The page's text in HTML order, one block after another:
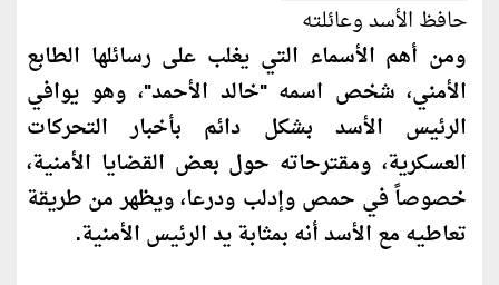
حافظ الأسد وعائلته
ومن أهم الأسماء التي يغلب على رسائلها الطابع
الأمني، شخص اسمه "خالد الأحمد"، وهو يوافي
الرئيس الأسد بشكل دائم بأخبار التحركات
العسكرية، ومقترحاته حول بعض القضايا الأمنية،
خصوصاً في حمص وإدلب ودرعا، ويظهر من طريقة
تعاطيه مع الأسد أنه بمثابة يد الرئيس الأمنية.